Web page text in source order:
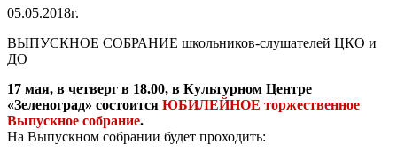
05.05.2018г.
ВЫПУСКНОЕ СОБРАНИЕ школьников-слушателей ЦКО и
ДО
17 мая, в четверг в 18.00, в Культурном Центре
«Зеленоград» состоится ЮБИЛЕЙНОЕ торжественное
Выпускное собрание.
На Выпускном собрании будет проходить: